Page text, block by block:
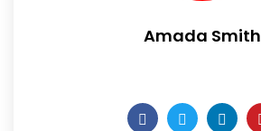
Amada Smith